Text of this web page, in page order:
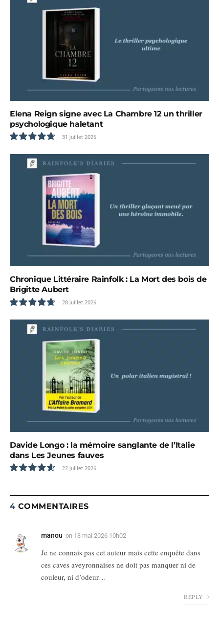
Elena Reign signe avec La Chambre 12 un thriller
psychologique haletant
9.6
31 juillet 2026
Chronique Littéraire Rainfolk : La Mort des bois de
Brigitte Aubert
9.6
28 juillet 2026
Davide Longo : la mémoire sanglante de l’Italie
dans Les Jeunes fauves
22 juillet 2026
4 COMMENTAIRES
manou on 13 mai 2026 10h02
Je ne connais pas cet auteur mais cette enquête dans
ces caves aveyronnaises ne doit pas manquer ni de
couleur, ni d’odeur…
REPLY